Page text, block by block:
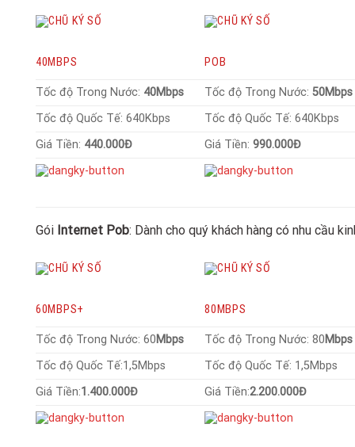
40MBPS POB
Tốc độ Trong Nước: 40Mbps Tốc độ Trong Nước:
Tốc độ Quốc Tế: 640Kbps
Tốc độ Quốc Tế: 640Kbps
Giá Tiền: 440.000Đ Giá Tiền:990.000Đ
Gói Internet Pob: Dành cho quý khách hàng có nhu cầu
60MBPS+ 80MBPS
Tốc độ Trong Nước: 60Mbps Tốc độ Trong Nước: 80
Tốc độ Quốc Tế:1,5Mbps
Tốc độ Quốc Tế: 1,5Mbps
Giá Tiền:1.400.000Đ Giá Tiền:2.200.000Đ